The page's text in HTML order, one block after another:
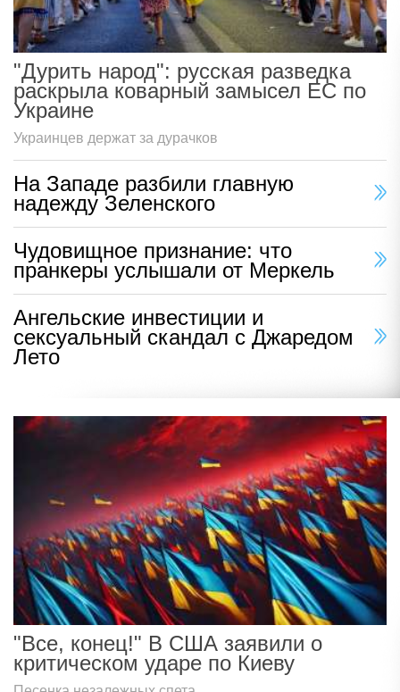
"Дурить народ": русская разведка
раскрыла коварный замысел ЕС по
Украине
Украинцев держат за дурачков
На Западе разбили главную
надежду Зеленского
Чудовищное признание: что
пранкеры услышали от Меркель
Ангельские инвестиции и
сексуальный скандал с Джаредом
Лето
"Все, конец!" В США заявили о
критическом ударе по Киеву